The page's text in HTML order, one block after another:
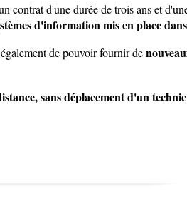
d'une durée de trois ans et
d'information mis en place
de pouvoir fournir de
sans déplacement d'un